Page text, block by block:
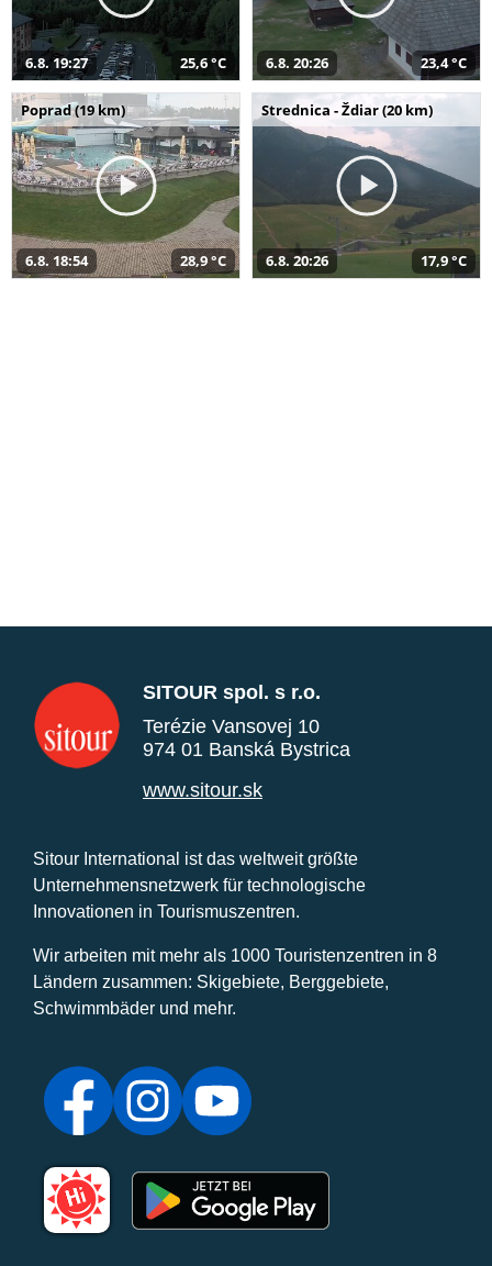
6.8. 19:27 25,6 °C 6.8. 20:26 23,4 °C
Poprad (19 km)
6.8. 18:54 28,9 °C
Strednica - Ždiar (20 km)
6.8. 20:26 17,9 °C
SITOUR spol. s r.o.
Terézie Vansovej 10
974 01 Banská Bystrica
www.sitour.sk
Sitour International ist das weltweit größte
Unternehmensnetzwerk für technologische
Innovationen in Tourismuszentren.
Wir arbeiten mit mehr als 1000 Touristenzentren in 8
Ländern zusammen: Skigebiete, Berggebiete,
Schwimmbäder und mehr.